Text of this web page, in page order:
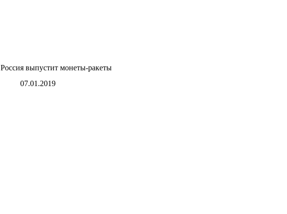
Россия выпустит монеты-ракеты
07.01.2019